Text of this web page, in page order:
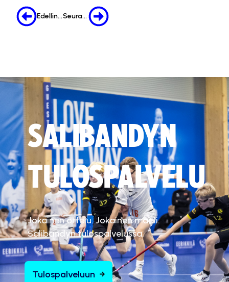
Edellinen Seuraava
SALIBANDYN
TULOSPALVELU
Jokainen ottelu. Jokainen maali.
Salibandyn tulospalvelussa.
Tulospalveluun